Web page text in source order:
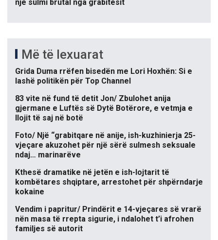
një sulmi brutal nga grabitësit
Më të lexuarat
Grida Duma rrëfen bisedën me Lori Hoxhën: Si e
lashë politikën për Top Channel
83 vite në fund të detit Jon/ Zbulohet anija
gjermane e Luftës së Dytë Botërore, e vetmja e
llojit të saj në botë
Foto/ Një “grabitqare në anije, ish-kuzhinierja 25-
vjeçare akuzohet për një sërë sulmesh seksuale
ndaj… marinarëve
Kthesë dramatike në jetën e ish-lojtarit të
kombëtares shqiptare, arrestohet për shpërndarje
kokaine
Vendim i papritur/ Prindërit e 14-vjeçares së vrarë
nën masa të rrepta sigurie, i ndalohet t’i afrohen
familjes së autorit